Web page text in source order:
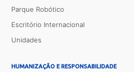
Parque Robótico
Escritório Internacional
Unidades
HUMANIZAÇÃO E RESPONSABILIDADE